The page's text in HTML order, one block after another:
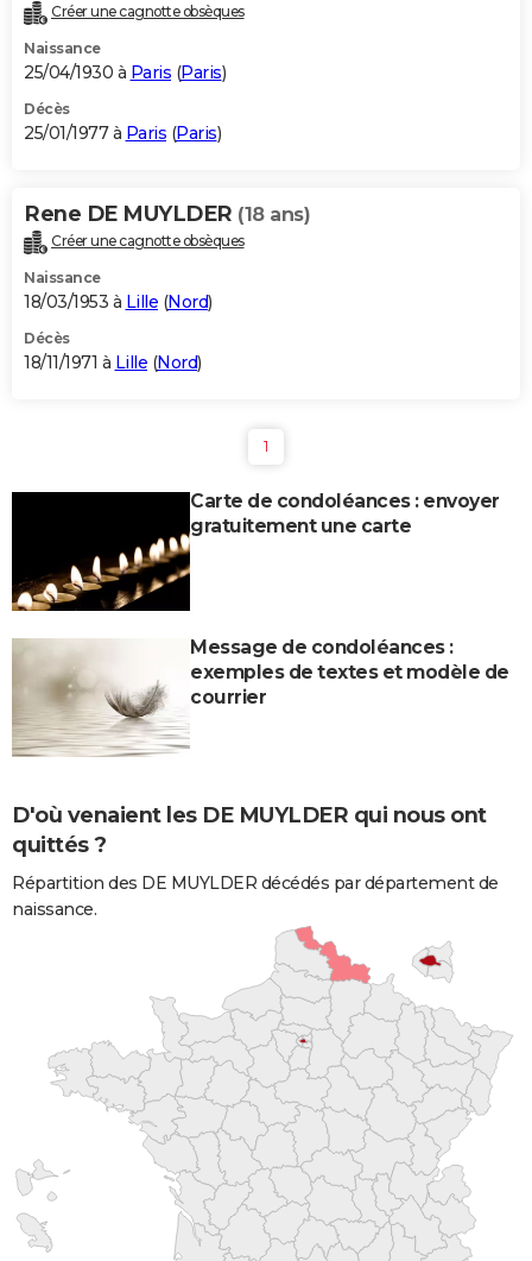
Créer une cagnotte obsèques
Naissance
25/04/1930 à Paris (Paris)
Décès
25/01/1977 à Paris (Paris)
Rene DE MUYLDER (18 ans)
Créer une cagnotte obsèques
Naissance
18/03/1953 à Lille (Nord)
Décès
18/11/1971 à Lille (Nord)
1
Carte de condoléances : envoyer
gratuitement une carte
Message de condoléances :
exemples de textes et modèle de
courrier
D'où venaient les DE MUYLDER qui nous ont
quittés ?
Répartition des DE MUYLDER décédés par département de
naissance.